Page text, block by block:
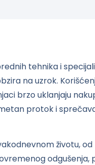
tehnika i
na uzrok.
brzo uklanjaju
protok i
životu,
odgušenja,